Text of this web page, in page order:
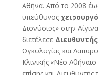
Αθήνα. Από το 2008
υπεύθυνος
Διονύσιος» στην
διετέλεσε Διευθυντής
Ογκολογίας και
Κλινικής «Νέο